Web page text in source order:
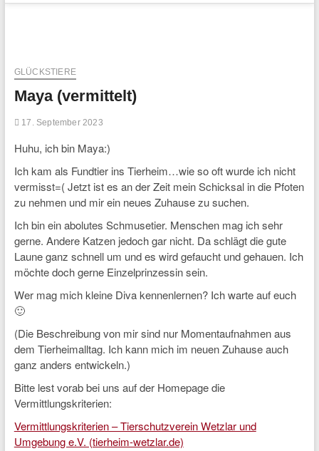
GLÜCKSTIERE
Maya (vermittelt)
17. September 2023
Huhu, ich bin Maya:)
Ich kam als Fundtier ins Tierheim…wie so oft wurde ich nicht
vermisst=( Jetzt ist es an der Zeit mein Schicksal in die Pfoten
zu nehmen und mir ein neues Zuhause zu suchen.
Ich bin ein abolutes Schmusetier. Menschen mag ich sehr
gerne. Andere Katzen jedoch gar nicht. Da schlägt die gute
Laune ganz schnell um und es wird gefaucht und gehauen. Ich
möchte doch gerne Einzelprinzessin sein.
Wer mag mich kleine Diva kennenlernen? Ich warte auf euch
🙂
(Die Beschreibung von mir sind nur Momentaufnahmen aus
dem Tierheimalltag. Ich kann mich im neuen Zuhause auch
ganz anders entwickeln.)
Bitte lest vorab bei uns auf der Homepage die
Vermittlungskriterien:
Vermittlungskriterien – Tierschutzverein Wetzlar und
Umgebung e.V. (tierheim-wetzlar.de)